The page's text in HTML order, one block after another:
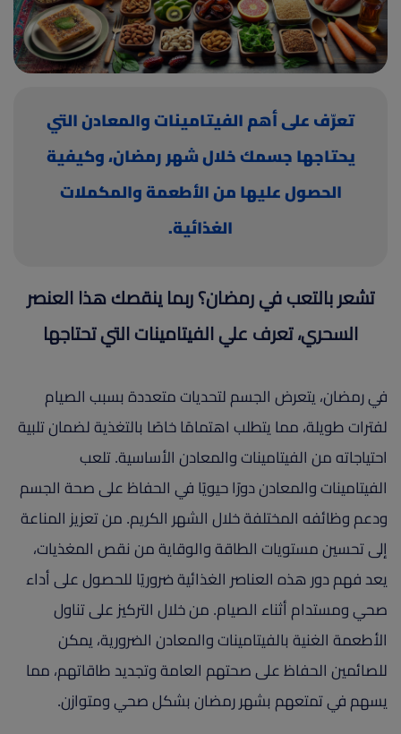
أعلن معنا(current)
تعرّف على أهم الفيتامينات والمعادن التي
يحتاجها جسمك خلال شهر رمضان، وكيفية
الحصول عليها من الأطعمة والمكملات
الغذائية.
تشعر بالتعب في رمضان؟ ربما ينقصك هذا العنصر
السحري، تعرف علي الفيتامينات التي تحتاجها
في رمضان، يتعرض الجسم لتحديات متعددة بسبب الصيام
لفترات طويلة، مما يتطلب اهتمامًا خاصًا بالتغذية لضمان تلبية
احتياجاته من الفيتامينات والمعادن الأساسية. تلعب
الفيتامينات والمعادن دورًا حيويًا في الحفاظ على صحة الجسم
ودعم وظائفه المختلفة خلال الشهر الكريم. من تعزيز المناعة
إلى تحسين مستويات الطاقة والوقاية من نقص المغذيات،
يعد فهم دور هذه العناصر الغذائية ضروريًا للحصول على أداء
صحي ومستدام أثناء الصيام. من خلال التركيز على تناول
الأطعمة الغنية بالفيتامينات والمعادن الضرورية، يمكن
للصائمين الحفاظ على صحتهم العامة وتجديد طاقاتهم، مما
يسهم في تمتعهم بشهر رمضان بشكل صحي ومتوازن.